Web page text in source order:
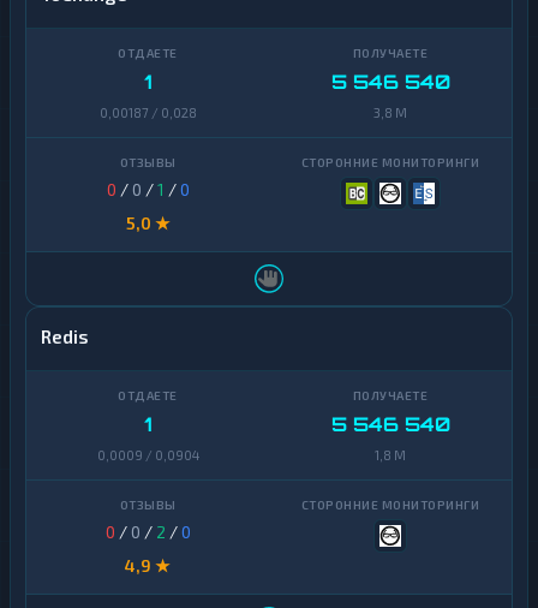
1
0,00187 / 0,028
5 546 540
3,8 M
0 / 0 /1 /0
5,0 ★
Redis
1
0,0009 / 0,0904
5 546 540
1,8 M
0 / 0 / 2 /0
4,9 ★